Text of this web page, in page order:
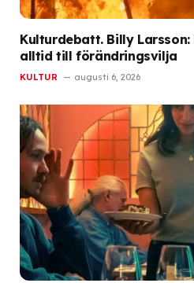
Kulturdebatt. Billy
alltid till förändringsvilja
KULTUR augusti 6, 2026